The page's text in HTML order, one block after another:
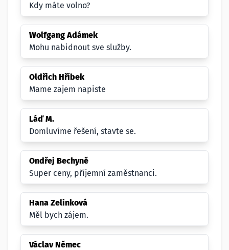
Kdy máte volno?
Wolfgang Adámek
Mohu nabidnout sve služby.
Oldřich Hříbek
Mame zajem napiste
Láď M.
Domluvíme řešení, stavte se.
Ondřej Bechyně
Super ceny, příjemní zaměstnanci.
Hana Zelinková
Měl bych zájem.
Václav Němec